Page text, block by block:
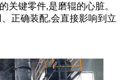
关键零件,是磨辊的心脏。
正确装配,会直接影响到立